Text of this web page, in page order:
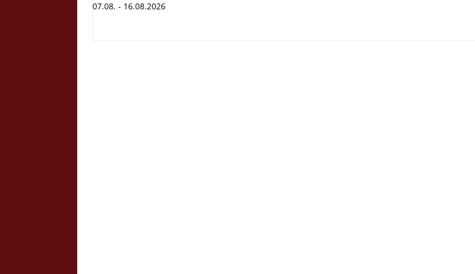
07.08. - 16.08.2026